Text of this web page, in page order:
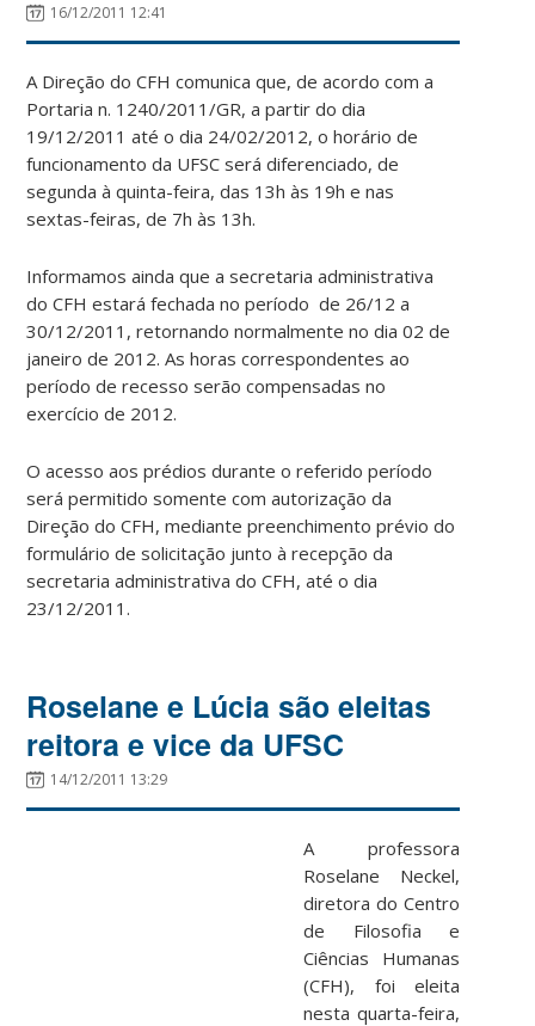
16/12/2011 12:41
A Direção do CFH comunica que, de acordo com a
Portaria n. 1240/2011/GR, a partir do dia
19/12/2011 até o dia 24/02/2012, o horário de
funcionamento da UFSC será diferenciado, de
segunda à quinta-feira, das 13h às 19h e nas
sextas-feiras, de 7h às 13h.
Informamos ainda que a secretaria administrativa
do CFH estará fechada no período de 26/12 a
30/12/2011, retornando normalmente no dia 02 de
janeiro de 2012. As horas correspondentes ao
período de recesso serão compensadas no
exercício de 2012.
O acesso aos prédios durante o referido período
será permitido somente com autorização da
Direção do CFH, mediante preenchimento prévio do
formulário de solicitação junto à recepção da
secretaria administrativa do CFH, até o dia
23/12/2011.
Roselane e Lúcia são eleitas
reitora e vice da UFSC
14/12/2011 13:29
A professora
Roselane Neckel,
diretora do Centro
de Filosofia e
Ciências Humanas
(CFH), foi eleita
nesta quarta-feira,